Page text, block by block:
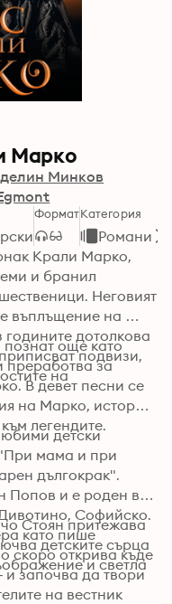
Марко
Минков
ФорматКатегория
Романи
Крали Марко,
и бранил
Неговият
въплъщение на
годините дотолкова
подвизи,
на
познат още като
преработва за
В девет песни се
на Марко, история
легендите.
детски
"При мама и при
дългокрак".
Попов и е роден в
Софийско.
като пише
скоро открива къде
и започва да твори
на вестник
Стоян притежава
детските сърца
и светла